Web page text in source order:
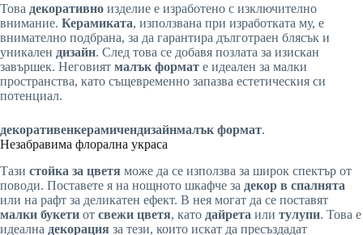
Това декоративно изделие е изработено с изключително
внимание. Керамиката, използвана при изработката му, е
внимателно подбрана, за да гарантира дълготраен блясък и
уникален дизайн. След това се добавя позлата за изискан
завършек. Неговият малък формат е идеален за малки
пространства, като същевременно запазва естетическия си
потенциал.
декоративенкерамичендизайнмалък формат.
Незабравима флорална украса
Тази стойка за цветя може да се използва за широк спектър от
поводи. Поставете я на нощното шкафче за декор в спалнята
или на рафт за деликатен ефект. В нея могат да се поставят
малки букети от свежи цветя, като дайрета или тулупи. Това е
идеална декорация за тези, които искат да пресъздадат